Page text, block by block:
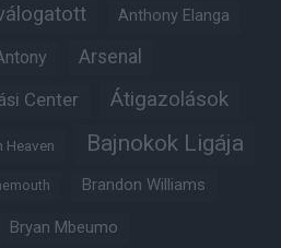
Anthony Elanga
Arsenal
Center Átigazolások
Heaven Bajnokok Ligája
Brandon Williams
Bryan Mbeumo